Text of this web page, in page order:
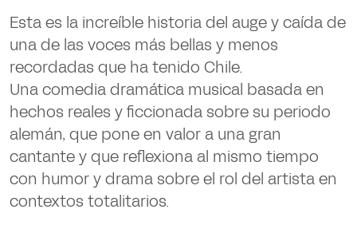
Esta es la increíble historia del auge y caída de
una de las voces más bellas y menos
recordadas que ha tenido Chile.
Unacomedia dramática musical basada en
hechos reales y ficcionada sobre su periodo
alemán, que pone en valor a una gran
cantante y que reflexiona al mismo tiempo
con humor y drama sobre el rol del artista en
contextos totalitarios.